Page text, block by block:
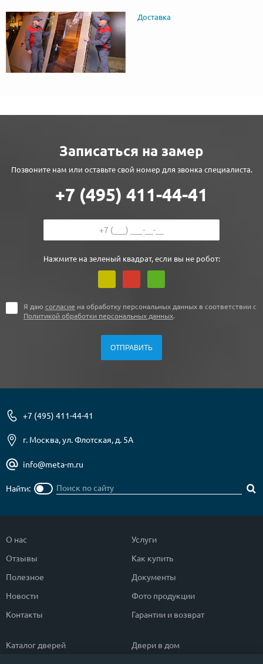
Доставка
Записаться на замер
Позвоните нам или оставьте свой номер для звонка специалиста.
+7 (495) 411-44-41
Нажмите на зеленый квадрат, если вы не робот:
Я даю согласие на обработку персональных данных в соответствии с
Политикой обработки персональных данных
+7 (495) 411-44-41
г. Москва, ул. Флотская, д. 5А
info@meta-m.ru
Найти:
О нас
Отзывы
Полезное
Новости
Контакты
Услуги
Как купить
Документы
Фото продукции
Гарантии и возврат
Каталог дверей
Двери в дом